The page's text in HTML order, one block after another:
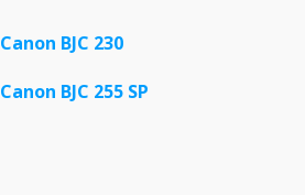
Canon BJC 230
Canon BJC 255 SP